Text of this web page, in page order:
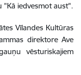
"Kā iedvesmot aust".
Vīlandes Kultūras
direktore Ave
vēsturiskajiem